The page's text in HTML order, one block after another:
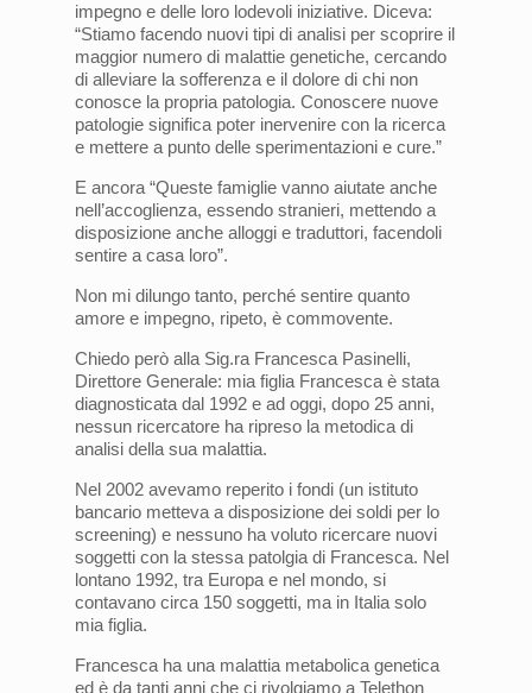
impegno e delle loro lodevoli iniziative. Diceva:
“Stiamo facendo nuovi tipi di analisi per scoprire il
maggior numero di malattie genetiche, cercando
di alleviare la sofferenza e il dolore di chi non
conosce la propria patologia. Conoscere nuove
patologie significa poter inervenire con la ricerca
e mettere a punto delle sperimentazioni e cure.”
E ancora “Queste famiglie vanno aiutate anche
nell’accoglienza, essendo stranieri, mettendo a
disposizione anche alloggi e traduttori, facendoli
sentire a casa loro”.
Non mi dilungo tanto, perché sentire quanto
amore e impegno, ripeto, è commovente.
Chiedo però alla Sig.ra Francesca Pasinelli,
Direttore Generale: mia figlia Francesca è stata
diagnosticata dal 1992 e ad oggi, dopo 25 anni,
nessun ricercatore ha ripreso la metodica di
analisi della sua malattia.
Nel 2002 avevamo reperito i fondi (un istituto
bancario metteva a disposizione dei soldi per lo
screening) e nessuno ha voluto ricercare nuovi
soggetti con la stessa patolgia di Francesca. Nel
lontano 1992, tra Europa e nel mondo, si
contavano circa 150 soggetti, ma in Italia solo
mia figlia.
Francesca ha una malattia metabolica genetica
ed è da tanti anni che ci rivolgiamo a Telethon